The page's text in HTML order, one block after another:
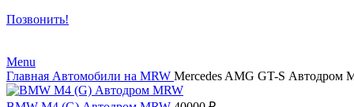
Позвонить!
Menu
Главная Автомобили на MRW Mercedes AMG GT-S Автодром